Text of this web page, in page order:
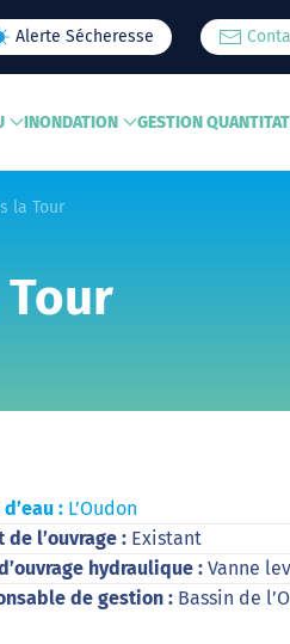
Alerte Sécheresse
INONDATION GESTION
la Tour
: L’Oudon
de l’ouvrage : Existant
hydraulique : Vanne
de gestion : Bassin de